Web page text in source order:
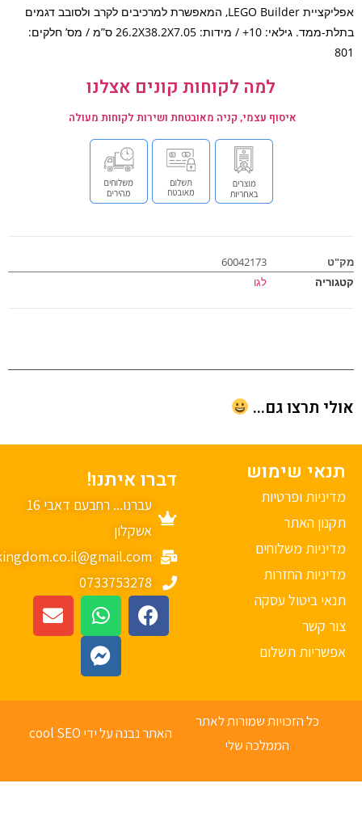
אפליקציית LEGO Builder, המאפשרת למרכיבים לקרב ולסובב דגמים
בתלת-ממד. גילאי: 10+ / מידות: 26.2X38.2X7.05 ס”מ / מס’ חלקים:
למה לקוחות קונים אצלנו
איסוף עצמי, קניה מאובטחת ושירות לקוחות מעולה
60042173
תרצו גם...
שימוש
ופרטיות
האתר
משלוחים
החזרות
ביטול עסקה
קשר
תשלום
דברו איתנו!
עברנו... רחבעם דאבי 16
אשקלון
mykingdom.co.il@gmail.com
0733753278
כל הזכויות שמורות לאתר
הממלכה שלי
האתר נבנה על ידי cool SEO